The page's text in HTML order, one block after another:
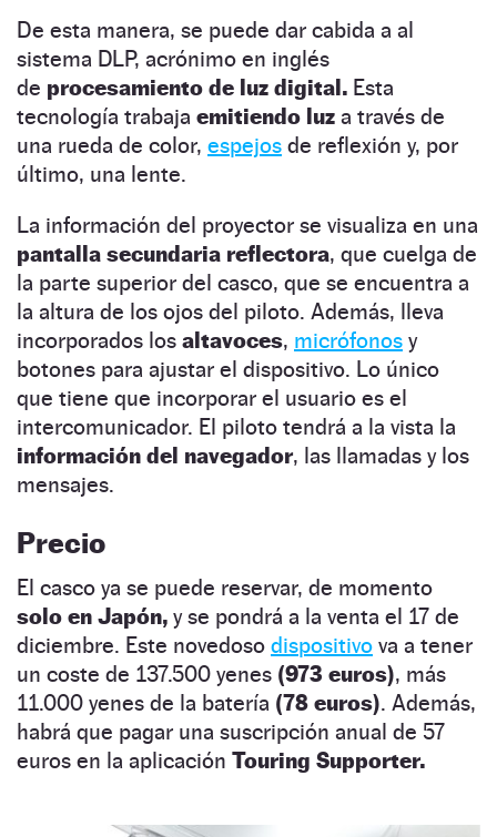
De esta manera, se puede dar cabida a al
sistema DLP, acrónimo en inglés
de procesamiento de luz digital. Esta
tecnología trabaja emitiendo luz a través de
una rueda de color, espejos de reflexión y, por
último, una lente.
La información del proyector se visualiza en una
pantalla secundaria reflectora, que cuelga de
la parte superior del casco, que se encuentra a
la altura de los ojos del piloto. Además, lleva
incorporados los altavoces, micrófonos y
botones para ajustar el dispositivo. Lo único
que tiene que incorporar el usuario es el
intercomunicador. El piloto tendrá a la vista la
información del navegador, las llamadas y los
mensajes.
Precio
El casco ya se puede reservar, de momento
solo en Japón, y se pondrá a la venta el 17 de
diciembre. Este novedoso dispositivo va a tener
un coste de 137.500 yenes (973 euros), más
11.000 yenes de la batería (78 euros). Además,
habrá que pagar una suscripción anual de 57
euros en la aplicación Touring Supporter.